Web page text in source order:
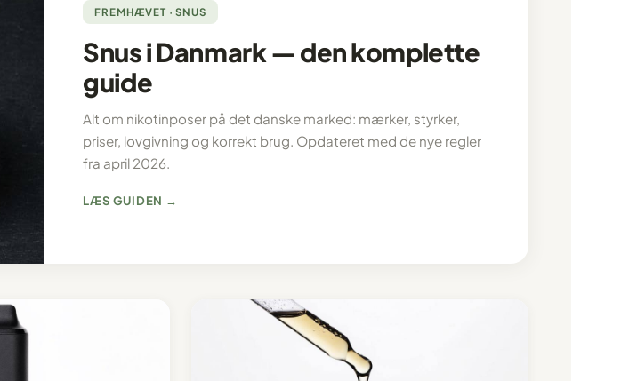
FREMHÆVET · SNUS
Snus i Danmark — den komplette
guide
Alt om nikotinposer på det danske marked: mærker, styrker,
priser, lovgivning og korrekt brug. Opdateret med de nye regler
fra april 2026.
LÆS GUIDEN →